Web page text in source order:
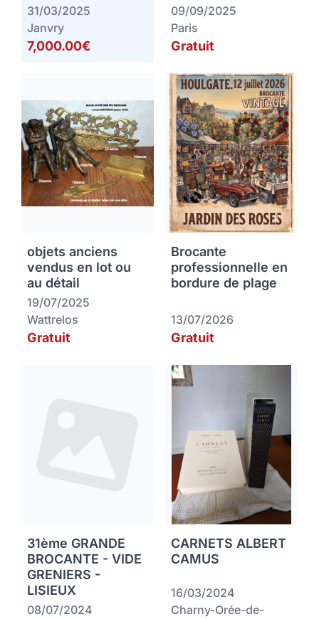
31/03/2025
Janvry
7,000.00€
09/09/2025
Paris
Gratuit
objets anciens
vendus en lot ou
au détail
19/07/2025
Wattrelos
Gratuit
Brocante
professionnelle en
bordure de plage
13/07/2026
Gratuit
31ème GRANDE
BROCANTE - VIDE
GRENIERS -
LISIEUX
08/07/2024
CARNETS ALBERT
CAMUS
16/03/2024
Charny-Orée-de-